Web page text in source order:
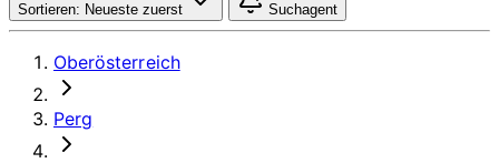
Sortieren: Neueste zuerst Suchagent
Oberösterreich
Perg